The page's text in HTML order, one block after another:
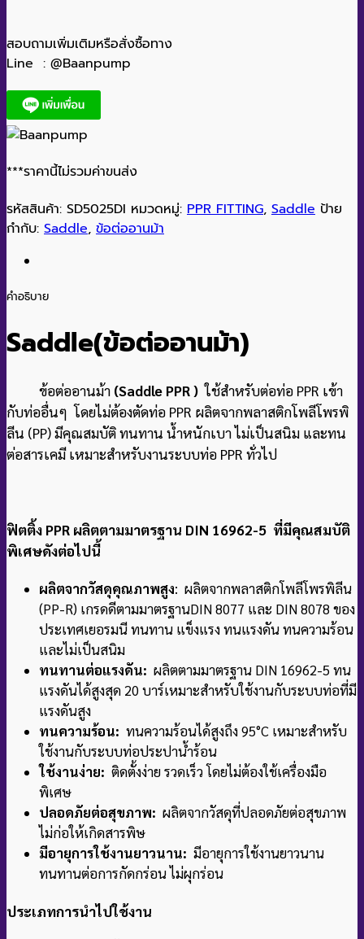
สอบถามเพิ่มเติมหรือสั่งซื้อทาง
Line : @Baanpump
***ราคานี้ไม่รวมค่าขนส่ง
รหัสสินค้า: SD5025DI หมวดหมู่: PPR FITTING, Saddle ป้าย
กำกับ: Saddle, ข้อต่ออานม้า
คำอธิบาย
Saddle(ข้อต่ออานม้า)
ข้อต่ออานม้า (Saddle PPR ) ใช้สำหรับต่อท่อ PPR เข้า
กับท่ออื่นๆ โดยไม่ต้องตัดท่อ PPR ผลิตจากพลาสติกโพลีโพรพิ
ลีน (PP) มีคุณสมบัติ ทนทาน น้ำหนักเบา ไม่เป็นสนิม และทน
ต่อสารเคมี เหมาะสำหรับงานระบบท่อ PPR ทั่วไป
ฟิตติ้ง PPR ผลิตตามมาตรฐาน DIN 16962-5 ที่มีคุณสมบัติ
พิเศษดังต่อไปนี้
ผลิตจากวัสดุคุณภาพสูง: ผลิตจากพลาสติกโพลีโพรพิลีน
(PP-R) เกรดดีตามมาตรฐานDIN 8077 และ DIN 8078 ของ
ประเทศเยอรมนี ทนทาน แข็งแรง ทนแรงดัน ทนความร้อน
และไม่เป็นสนิม
ทนทานต่อแรงดัน: ผลิตตามมาตรฐาน DIN 16962-5 ทน
แรงดันได้สูงสุด 20 บาร์เหมาะสำหรับใช้งานกับระบบท่อที่มี
แรงดันสูง
ทนความร้อน: ทนความร้อนได้สูงถึง 95°C เหมาะสำหรับ
ใช้งานกับระบบท่อประปาน้ำร้อน
ใช้งานง่าย: ติดตั้งง่าย รวดเร็ว โดยไม่ต้องใช้เครื่องมือ
พิเศษ
ปลอดภัยต่อสุขภาพ: ผลิตจากวัสดุที่ปลอดภัยต่อสุขภาพ
ไม่ก่อให้เกิดสารพิษ
มีอายุการใช้งานยาวนาน: มีอายุการใช้งานยาวนาน
ทนทานต่อการกัดกร่อน ไม่ผุกร่อน
ประเภทการนำไปใช้งาน